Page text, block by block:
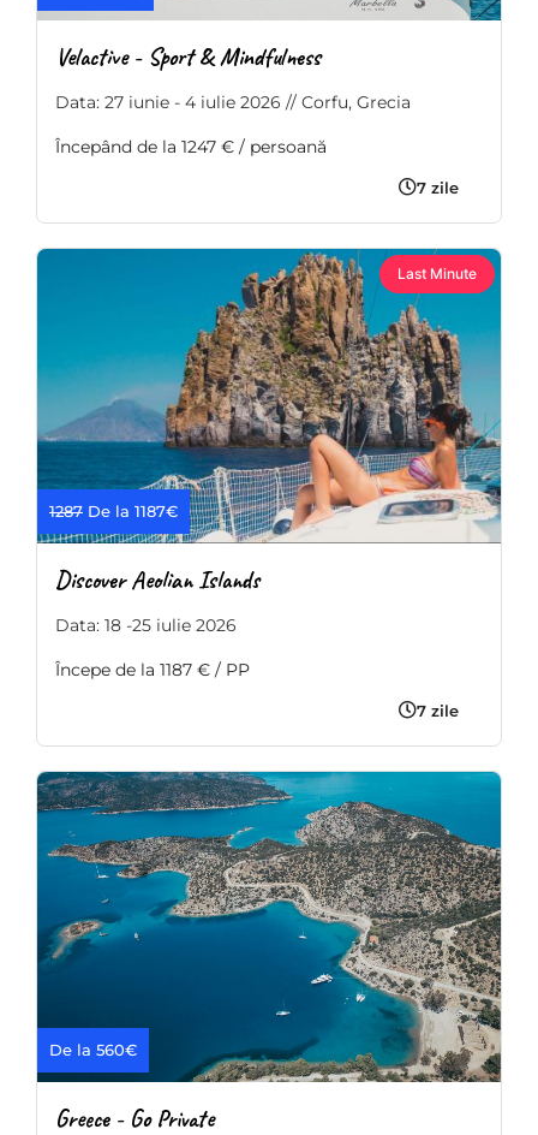
Velactive - Sport & Mindfulness
Data: 27 iunie - 4 iulie 2026 // Corfu, Grecia
Începând de la 1247 € / persoană
7 zile
Last Minute
1287 De la 1187€
Discover Aeolian Islands
Data: 18 -25 iulie 2026
Începe de la 1187 € / PP
7 zile
De la 560€
Greece - Go Private